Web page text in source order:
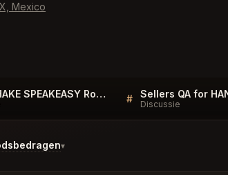
Mexico
HANDSHAKE SPEAKEASY Roma Norte Listings # Discussie
▾